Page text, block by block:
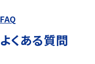
FAQ
よくある質問